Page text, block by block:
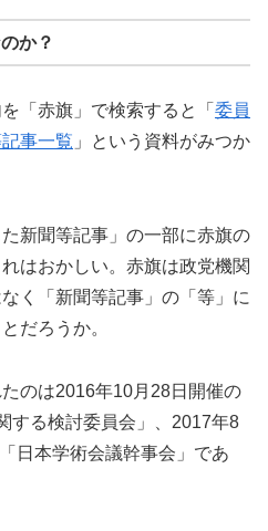
か？
「赤旗」で検索すると「 委員
事一覧 」という資料がみつか
新聞等記事」の一部に赤旗の
はおかしい。赤旗は政党機関
く「新聞等記事」の「等」に
だろうか。
のは2016年10月28日開催の
する検討委員会」、2017年8
日本学術会議幹事会」であ